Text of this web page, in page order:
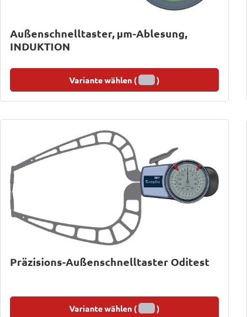
Außenschnelltaster, µm-Ablesung,
INDUKTION
Variante wählen ( )
Präzisions-Außenschnelltaster Oditest
Variante wählen ( )